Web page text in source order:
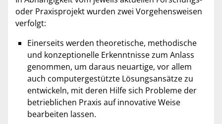
oder Praxisprojekt wurden zwei Vorgehensweisen
verfolgt:
Einerseits werden theoretische, methodische
und konzeptionelle Erkenntnisse zum Anlass
genommen, um daraus neuartige, vor allem
auch computergestützte Lösungsansätze zu
entwickeln, mit deren Hilfe sich Probleme der
betrieblichen Praxis auf innovative Weise
bearbeiten lassen.